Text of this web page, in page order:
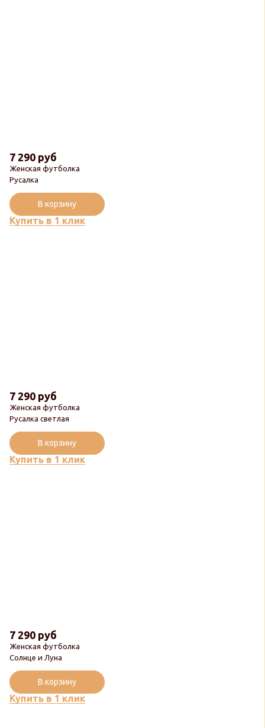
Женская футболка
Русалка
7 290 руб
Купить в 1 клик
В корзину
Женская футболка
Русалка светлая
7 290 руб
Купить в 1 клик
В корзину
Женская футболка
Солнце и Луна
7 290 руб
Купить в 1 клик
В корзину